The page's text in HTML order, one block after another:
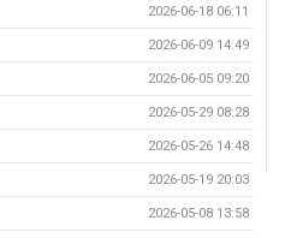
2026-06-18 06:11
2026-06-09 14:49
2026-06-05 09:20
2026-05-29 08:28
2026-05-26 14:48
2026-05-19 20:03
2026-05-08 13:58